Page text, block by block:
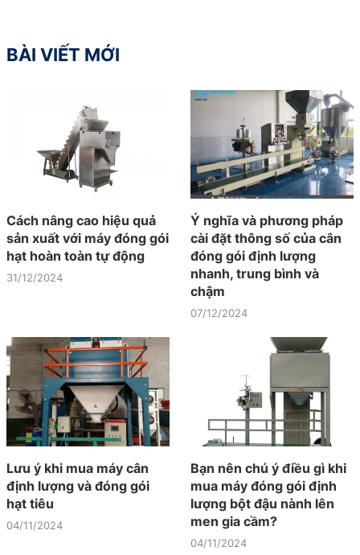
BÀI VIẾT MỚI
Cách nâng cao hiệu quả
sản xuất với máy đóng gói
hạt hoàn toàn tự động
31/12/2024
Ý nghĩa và phương pháp
cài đặt thông số của cân
đóng gói định lượng
nhanh, trung bình và
chậm
07/12/2024
Lưu ý khi mua máy cân
định lượng và đóng gói
hạt tiêu
04/11/2024
Bạn nên chú ý điều gì khi
mua máy đóng gói định
lượng bột đậu nành lên
men gia cầm?
04/11/2024